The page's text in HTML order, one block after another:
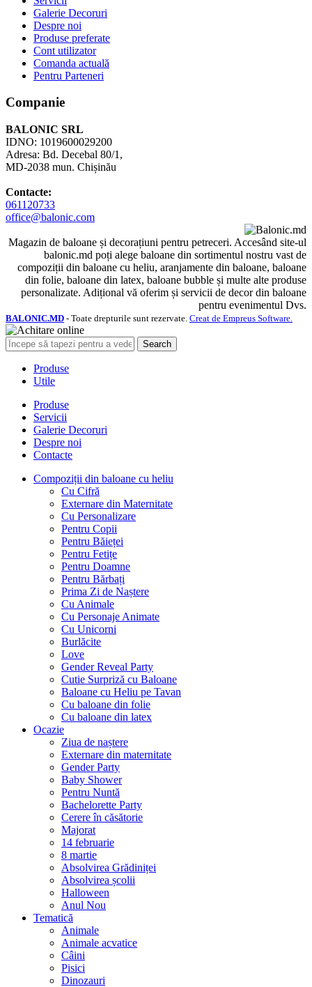
Galerie Decoruri
Despre noi
Produse preferate
Cont utilizator
Comanda actuală
Pentru Parteneri
Companie
BALONIC SRL
IDNO: 1019600029200
Adresa: Bd. Decebal 80/1,
MD-2038 mun. Chișinău
Contacte:
061120733
office@balonic.com
Magazin de baloane și decorațiuni pentru petreceri. Accesând site-ul
balonic.md poți alege baloane din sortimentul nostru vast de
compoziții din baloane cu heliu, aranjamente din baloane, baloane
din folie, baloane din latex, baloane bubble și multe alte produse
personalizate. Adițional vă oferim și servicii de decor din baloane
pentru evenimentul Dvs.
BALONIC.MD - Toate drepturile sunt rezervate. Creat de Empreus Software.
Search
Produse
Utile
Produse
Servicii
Galerie Decoruri
Despre noi
Contacte
Compoziții din baloane cu heliu
Cu Cifră
Externare din Maternitate
Cu Personalizare
Pentru Copii
Pentru Băieței
Pentru Fetițe
Pentru Doamne
Pentru Bărbați
Prima Zi de Naștere
Cu Animale
Cu Personaje Animate
Cu Unicorni
Burlăcite
Love
Gender Reveal Party
Cutie Surpriză cu Baloane
Baloane cu Heliu pe Tavan
Cu baloane din folie
Cu baloane din latex
Ocazie
Ziua de naștere
Externare din maternitate
Gender Party
Baby Shower
Pentru Nuntă
Bachelorette Party
Cerere în căsătorie
Majorat
14 februarie
8 martie
Absolvirea Grădiniței
Absolvirea școlii
Halloween
Anul Nou
Tematică
Animale
Animale acvatice
Câini
Pisici
Dinozauri